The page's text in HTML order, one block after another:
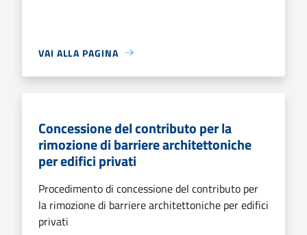
VAI ALLA PAGINA
Concessione del contributo per la
rimozione di barriere architettoniche
per edifici privati
Procedimento di concessione del contributo per
la rimozione di barriere architettoniche per edifici
privati